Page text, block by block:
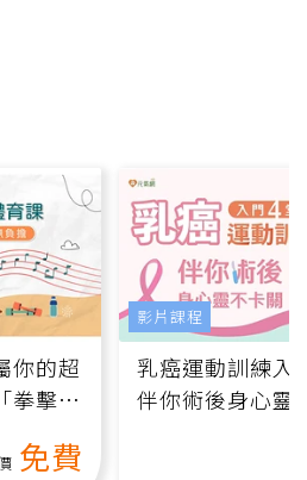
你的超
拳擊有
免費
乳癌運動訓練入
伴你術後身心靈
影片課程